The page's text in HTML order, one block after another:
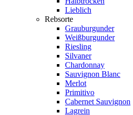
Lieblich
Rebsorte
Grauburgunder
Weißburgunder
Riesling
Silvaner
Chardonnay
Sauvignon Blanc
Merlot
Primitivo
Cabernet Sauvignon
Lagrein